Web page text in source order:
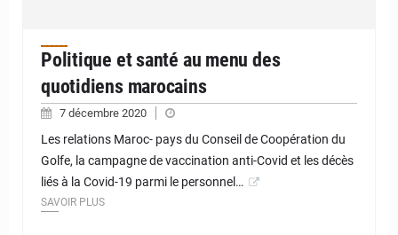
Politique et santé au menu des
quotidiens marocains
7 décembre 2020
Les relations Maroc- pays du Conseil de Coopération du
Golfe, la campagne de vaccination anti-Covid et les décès
liés à la Covid-19 parmi le personnel…
SAVOIR PLUS